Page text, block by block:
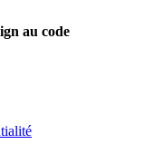
au code